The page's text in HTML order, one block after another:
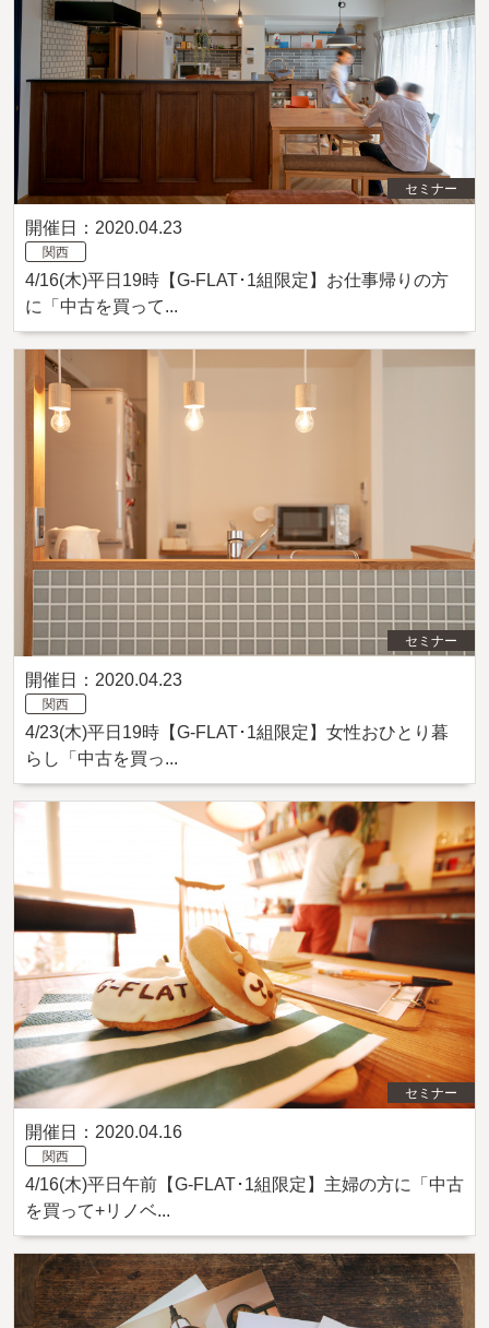
セミナー
開催日：2020.04.23
関西
4/16(木)平日19時【G-FLAT･1組限定】お仕事帰りの方
に「中古を買って...
セミナー
開催日：2020.04.23
関西
4/23(木)平日19時【G-FLAT･1組限定】女性おひとり暮
らし「中古を買っ...
セミナー
開催日：2020.04.16
関西
4/16(木)平日午前【G-FLAT･1組限定】主婦の方に「中古
を買って+リノベ...